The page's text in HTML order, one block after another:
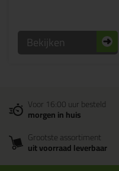
Bekijken
Voor 16:00 uur besteld
morgen in huis
Grootste assortiment
uit voorraad leverbaar